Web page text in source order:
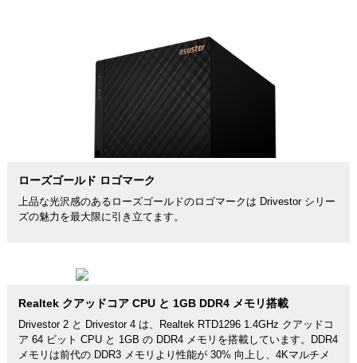
ローズゴールド ロゴマーク
上品な光沢感のあるローズゴールドのロゴマークは Drivestor シリー
ズの魅力を最大限に引き立てます。
Realtek クアッドコア CPU と 1GB DDR4 メモリ搭載
Drivestor 2 と Drivestor 4 は、Realtek RTD1296 1.4GHz クアッドコ
ア 64 ビット CPU と 1GB の DDR4 メモリを搭載しています。DDR4
メモリは前代の DDR3 メモリより性能が 30% 向上し、4Kマルチメ